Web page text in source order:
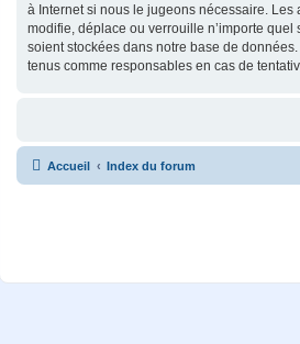
à Internet si nous le jugeons nécessaire. Les
modifie, déplace ou verrouille n’importe
soient stockées dans notre base de
tenus comme responsables en cas de
Accueil Index du forum